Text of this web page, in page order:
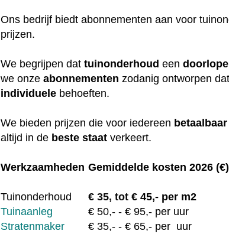
Ons bedrijf biedt abonnementen aan voor
prijzen.
We begrijpen dattuinonderhoud een
we onzeabonnementen zodanig ontworpen
individuele behoeften.
We bieden prijzen die voor iedereen betaalbaar
altijd in de beste staatverkeert.
Werkzaamheden Gemiddelde kosten 2026 (€)
Tuinonderhoud €35, tot € 45,- per m2
Tuinaanleg
€50,- - € 95,- per uur
Stratenmaker
€ 35,- - € 65,- per uur